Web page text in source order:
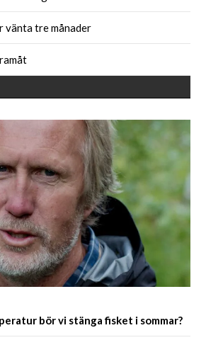
vänta tre månader
bör vi stänga fisket i sommar?